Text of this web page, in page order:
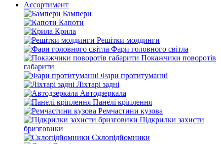
Ассортимент
Бампери
Капоти
Крила
Решітки молдинги
Фари головного світла
Покажчики поворотів
габарити
Фари протитуманні
Ліхтарі задні
Автодзеркала
Панелі кріплення
Ремчастини кузова
Підкрилки захисти
бризговики
Склопідйомники